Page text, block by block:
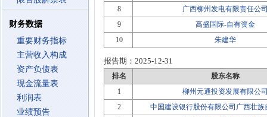
财务数据
重要财务指标
主营收入构成
资产负债表
现金流量表
利润表
业绩预告
8
广西柳州发电有限责任公
9
高盛国际-自有资金
10
朱建华
报告期： 2025-12-31
排名
股东名称
1
柳州元通投资发展有限公
2
中国建设银行股份有限公司广西壮族